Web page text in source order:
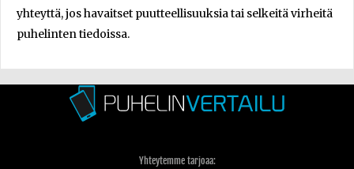
yhteyttä, jos havaitset puutteellisuuksia tai selkeitä virheitä
puhelinten tiedoissa.
Yhteytemme tarjoaa: